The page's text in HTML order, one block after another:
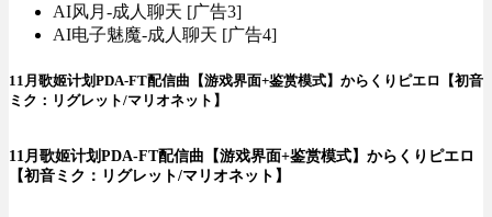
AI风月-成人聊天 [广告3]
AI电子魅魔-成人聊天 [广告4]
11月歌姬计划PDA-FT配信曲【游戏界面+鉴赏模式】からくりピエロ【初音
ミク：リグレット/マリオネット】
11月歌姬计划PDA-FT配信曲【游戏界面+鉴赏模式】からくりピエロ
【初音ミク：リグレット/マリオネット】